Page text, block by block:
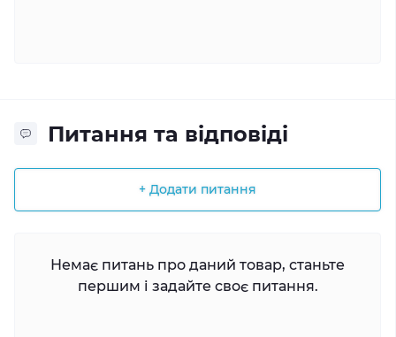
Питання та відповіді
+ Додати питання
Немає питань про даний товар, станьте
першим і задайте своє питання.